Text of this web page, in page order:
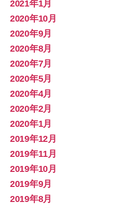
2021年1月
2020年10月
2020年9月
2020年8月
2020年7月
2020年5月
2020年4月
2020年2月
2020年1月
2019年12月
2019年11月
2019年10月
2019年9月
2019年8月